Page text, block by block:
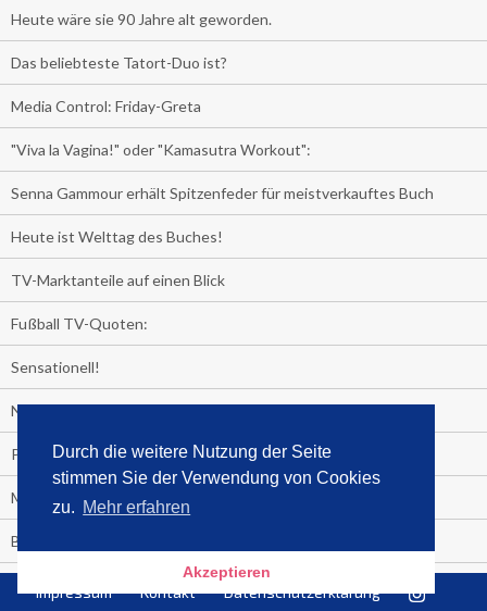
Durch die weitere Nutzung der Seite
stimmen Sie der Verwendung von Cookies
zu. Mehr erfahren
Akzeptieren
Heute wäre sie 90 Jahre alt geworden.
Das beliebteste Tatort-Duo ist?
Media Control: Friday-Greta
"Viva la Vagina!" oder "Kamasutra Workout":
Senna Gammour erhält Spitzenfeder für meistverkauftes Buch
Heute ist Welttag des Buches!
TV-Marktanteile auf einen Blick
Fußball TV-Quoten:
Sensationell!
Niederlande - Deutschland:
PRESSEMITTEILUNG
Media Control eBook-Panel
BIATHLON-WM im TV
Impressum Kontakt Datenschutzerklärung